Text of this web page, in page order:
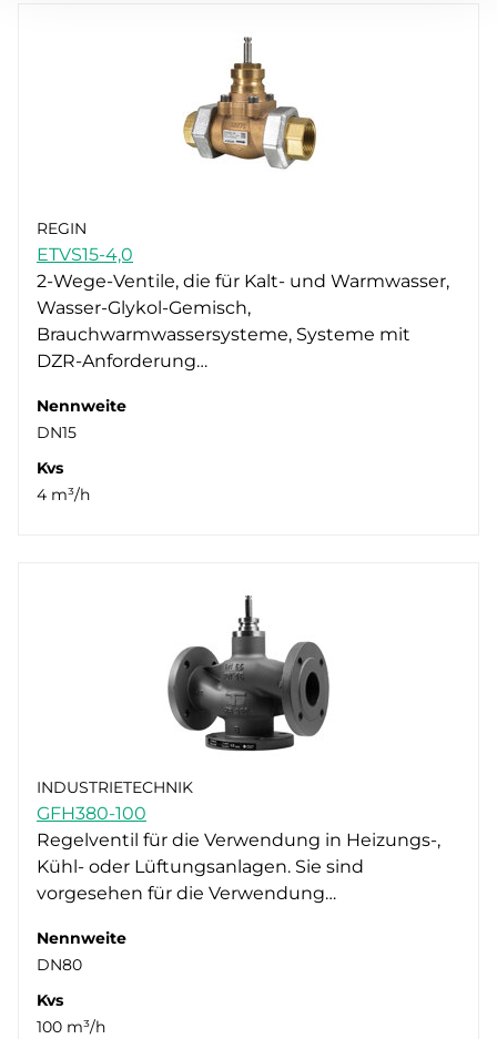
REGIN
ETVS15-4,0
2-Wege-Ventile, die für Kalt- und Warmwasser,
Wasser-Glykol-Gemisch,
Brauchwarmwassersysteme, Systeme mit
DZR-Anforderung…
Nennweite
DN15
Kvs
4 m³/h
INDUSTRIETECHNIK
GFH380-100
Regelventil für die Verwendung in Heizungs-,
Kühl- oder Lüftungsanlagen. Sie sind
vorgesehen für die Verwendung…
Nennweite
DN80
Kvs
100 m³/h